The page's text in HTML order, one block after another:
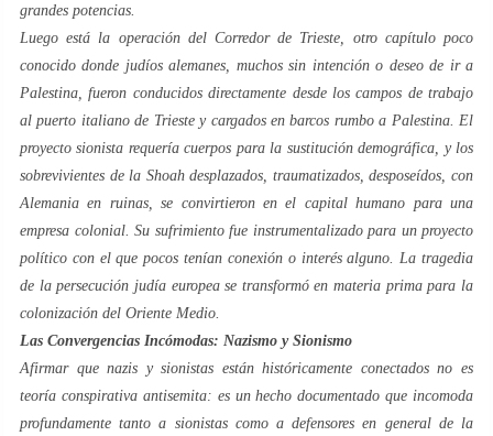
grandes potencias.
Luego está la operación del Corredor de Trieste, otro capítulo poco
conocido donde judíos alemanes, muchos sin intención o deseo de ir a
Palestina, fueron conducidos directamente desde los campos de trabajo
al puerto italiano de Trieste y cargados en barcos rumbo a Palestina. El
proyecto sionista requería cuerpos para la sustitución demográfica, y los
sobrevivientes de la Shoah desplazados, traumatizados, desposeídos, con
Alemania en ruinas, se convirtieron en el capital humano para una
empresa colonial. Su sufrimiento fue instrumentalizado para un proyecto
político con el que pocos tenían conexión o interés alguno. La tragedia
de la persecución judía europea se transformó en materia prima para la
colonización del Oriente Medio.
Las Convergencias Incómodas: Nazismo y Sionismo
Afirmar que nazis y sionistas están históricamente conectados no es
teoría conspirativa antisemita: es un hecho documentado que incomoda
profundamente tanto a sionistas como a defensores en general de la